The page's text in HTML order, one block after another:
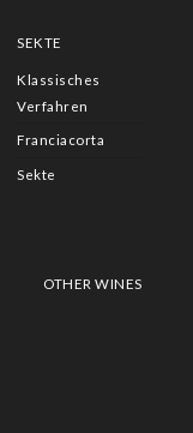
SEKTE
Klassisches
Verfahren
Franciacorta
Sekte
OTHER WINES